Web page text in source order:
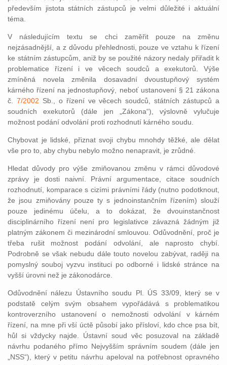
především jistota státních zástupců je velmi důležité i aktuální
téma.
V následujícím textu se chci zaměřit pouze na změnu
nejzásadnější, a z důvodu přehlednosti, pouze ve vztahu k řízení
ke státním zástupcům, aniž by se použité názory nedaly přiřadit k
problematice řízení i ve věcech soudců a exekutorů. Výše
zmíněná novela změnila dosavadní dvoustupňový systém
kárného řízení na jednostupňový, neboť ustanovení § 21 zákona
č. 7/2002 Sb., o řízení ve věcech soudců, státních zástupců a
soudních exekutorů (dále jen „Zákona“), výslovně vylučuje
možnost podání odvolání proti rozhodnutí kárného soudu.
Chybovat je lidské, přiznat svoji chybu mnohdy těžké, ale dělat
vše pro to, aby chybu nebylo možno nenapravit, je zrůdné.
Hledat důvody pro výše zmiňovanou změnu v rámci důvodové
zprávy je dosti naivní. Právní argumentace, citace soudních
rozhodnutí, komparace s cizími právními řády (nutno podotknout,
že jsou zmiňovány pouze ty s jednoinstančním řízením) slouží
pouze jedinému účelu, a to dokázat, že dvouinstančnost
disciplinárního řízení není pro legislativce závazná žádným již
platným zákonem či mezinárodní smlouvou. Odůvodnění, proč je
třeba rušit možnost podání odvolání, ale naprosto chybí.
Podrobně se však nebudu dále touto novelou zabývat, raději na
pomyslný souboj vyzvu instituci po odborné i lidské stránce na
vyšší úrovni než je zákonodárce.
Odůvodnění nálezu Ústavního soudu Pl. ÚS 33/09, který se v
podstatě celým svým obsahem vypořádává s problematikou
kontroverzního ustanovení o nemožnosti odvolání v kárném
řízení, na mne při vší úctě působí jako přísloví, kdo chce psa bít,
hůl si vždycky najde. Ústavní soud věc posuzoval na základě
návrhu podaného přímo Nejvyšším správním soudem (dále jen
„NSS“), který v petitu návrhu apeloval na potřebnost opravného